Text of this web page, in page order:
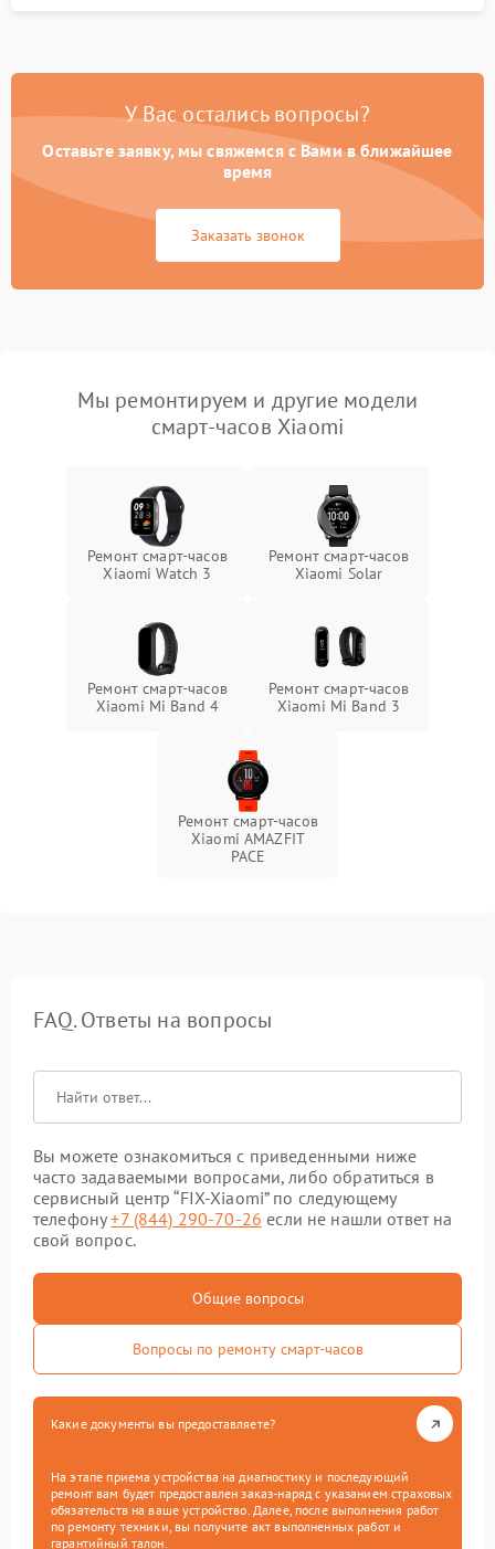
У Вас остались вопросы?
Оставьте заявку, мы свяжемся с Вами в ближайшее
время
Заказать звонок
Мы ремонтируем и другие модели
смарт-часов Xiaomi
Ремонт смарт-часов
Xiaomi Watch 3
Ремонт смарт-часов
Xiaomi Solar
Ремонт смарт-часов
Xiaomi Mi Band 4
Ремонт смарт-часов
Xiaomi Mi Band 3
Ремонт смарт-часов
Xiaomi AMAZFIT
PACE
FAQ. Ответы на вопросы
Вы можете ознакомиться с приведенными ниже
часто задаваемыми вопросами, либо обратиться в
сервисный центр “FIX-Xiaomi” по следующему
телефону+7 (844) 290-70-26 если не нашли ответ на
свой вопрос.
Общие вопросы
Вопросы по ремонту смарт-часов
Какие документы вы предоставляете?
На этапе приема устройства на диагностику и последующий
ремонт вам будет предоставлен заказ-наряд с указанием страховых
обязательств на ваше устройство. Далее, после выполнения работ
по ремонту техники, вы получите акт выполненных работ и
гарантийный талон.